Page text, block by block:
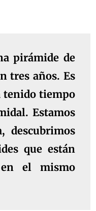
pirámide de
tres años. Es
tenido tiempo
Estamos
descubrimos
que están
el mismo